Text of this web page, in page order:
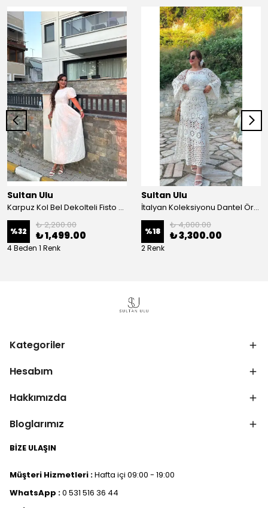
Sultan Ulu
Karpuz Kol Bel Dekolteli Fisto Uzun Elbise - Beyaz
%32
₺ 2,200.00
₺ 1,499.00
4 Beden 1 Renk
Sultan Ulu
İtalyan Koleksiyonu Dantel Örgü Maxi Elbise - Krem
%18
₺ 4,000.00
₺ 3,300.00
2 Renk
Kategoriler
Hesabım
Hakkımızda
Bloglarımız
BİZE ULAŞIN
Müşteri Hizmetleri :Hafta içi 09:00 - 19:00
WhatsApp :0 531 516 36 44